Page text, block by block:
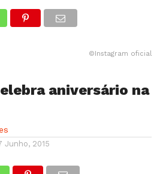
©Instagram oficial
aniversário na
Junho, 2015